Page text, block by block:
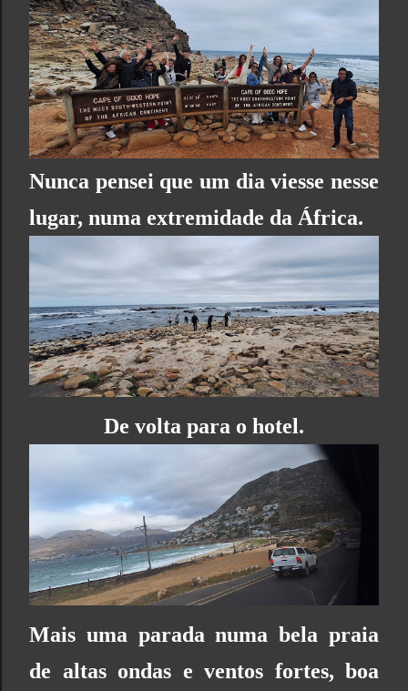
Nunca pensei que um dia viesse nesse
lugar, numa extremidade da África.
De volta para o hotel.
Mais uma parada numa bela praia
de altas ondas e ventos fortes, boa